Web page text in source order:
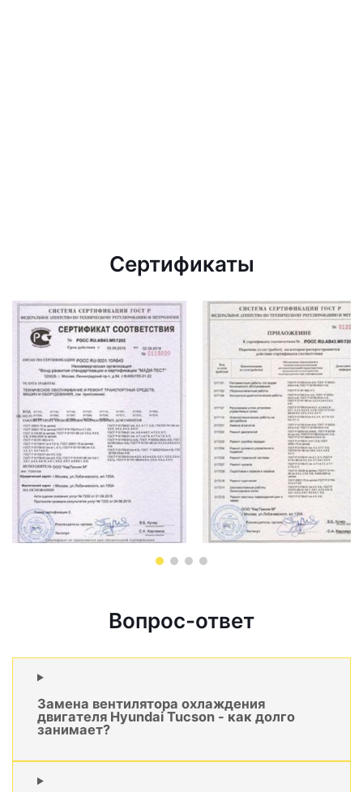
Сертификаты
Вопрос-ответ
Замена вентилятора охлаждения
двигателя Hyundai Tucson - как долго
занимает?